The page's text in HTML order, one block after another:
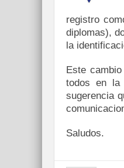
registro
diplomas),
la
Este
todos en la
sugerencia
Saludos.